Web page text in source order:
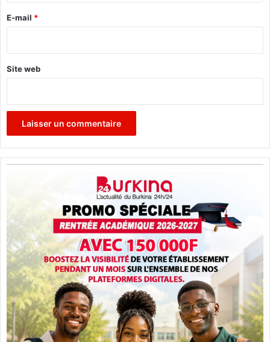
g
a
r
é
e
E-mail *
Site web